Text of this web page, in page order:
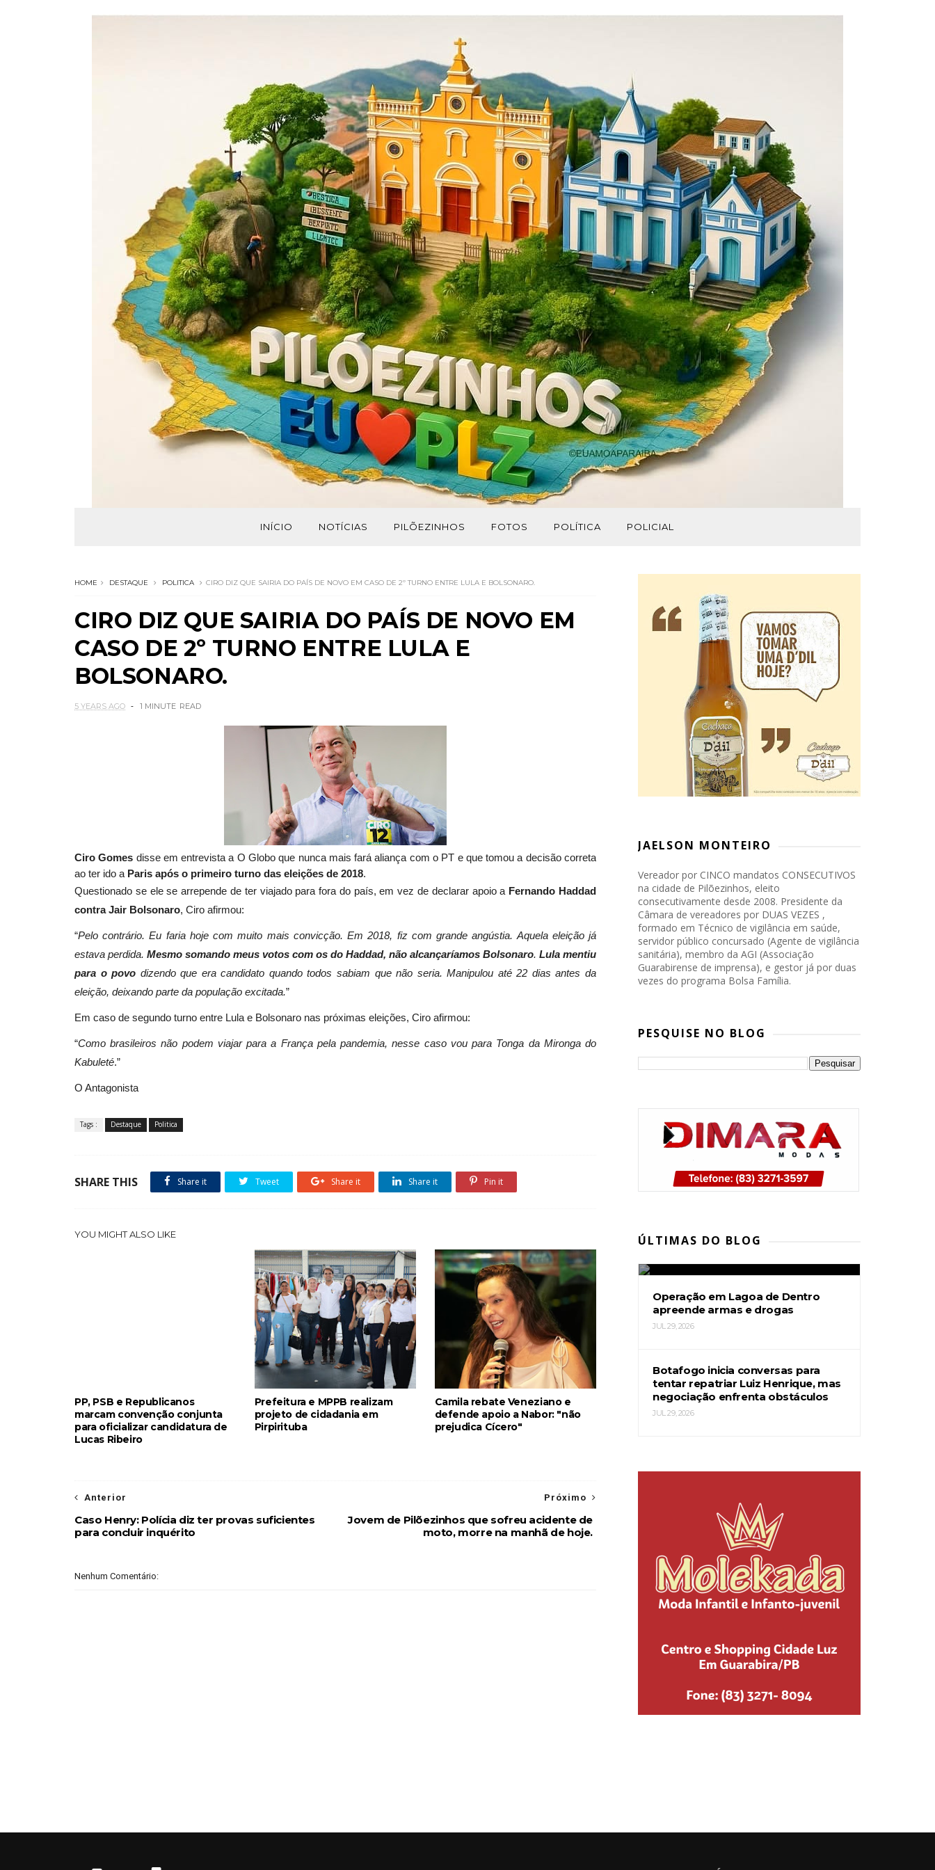
INÍCIO NOTÍCIAS PILÕEZINHOS FOTOS POLÍTICA POLICIAL
HOME DESTAQUE POLITICA CIRO DIZ QUE SAIRIA DO PAÍS DE NOVO EM CASO DE 2º TURNO ENTRE LULA E BOLSONARO.
CIRO DIZ QUE SAIRIA DO PAÍS DE NOVO EM
CASO DE 2º TURNO ENTRE LULA E
BOLSONARO.
5 YEARS AGO 1 MINUTE READ
Ciro Gomes disse em entrevista a O Globo que nunca mais fará aliança com o PT e que tomou a decisão correta
ao ter ido a Paris após o primeiro turno das eleições de 2018.
Questionado se ele se arrepende de ter viajado para fora do país, em vez de declarar apoio a Fernando Haddad
contra Jair Bolsonaro, Ciro afirmou:
“Pelo contrário. Eu faria hoje com muito mais convicção. Em 2018, fiz com grande angústia. Aquela eleição já
estava perdida. Mesmo somando meus votos com os do Haddad, não alcançaríamos Bolsonaro. Lula mentiu
para o povo dizendo que era candidato quando todos sabiam que não seria. Manipulou até 22 dias antes da
eleição, deixando parte da população excitada.”
Em caso de segundo turno entre Lula e Bolsonaro nas próximas eleições, Ciro afirmou:
“Como brasileiros não podem viajar para a França pela pandemia, nesse caso vou para Tonga da Mironga do
Kabuleté.”
O Antagonista
Tags : Destaque Politica
SHARE THIS Share it Tweet Share it Share it Pin it
YOU MIGHT ALSO LIKE
PP, PSB e Republicanos
marcam convenção conjunta
para oficializar candidatura de
Lucas Ribeiro
Prefeitura e MPPB realizam
projeto de cidadania em
Pirpirituba
Camila rebate Veneziano e
defende apoio a Nabor: "não
prejudica Cícero"
Próximo
Jovem de Pilõezinhos que sofreu acidente de
moto, morre na manhã de hoje.
Anterior
Caso Henry: Polícia diz ter provas suficientes
para concluir inquérito
Nenhum Comentário:
JAELSON MONTEIRO
Vereador por CINCO mandatos CONSECUTIVOS
na cidade de Pilõezinhos, eleito
consecutivamente desde 2008. Presidente da
Câmara de vereadores por DUAS VEZES ,
formado em Técnico de vigilância em saúde,
servidor público concursado (Agente de vigilância
sanitária), membro da AGI (Associação
Guarabirense de imprensa), e gestor já por duas
vezes do programa Bolsa Família.
PESQUISE NO BLOG
ÚLTIMAS DO BLOG
candidatura de Lucas Ribeiro
Operação em Lagoa de Dentro
apreende armas e drogas
JUL 29, 2026
Botafogo inicia conversas para
tentar repatriar Luiz Henrique, mas
negociação enfrenta obstáculos
JUL 29, 2026